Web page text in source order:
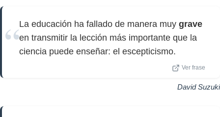
La educación ha fallado de manera muy grave
en transmitir la lección más importante que la
ciencia puede enseñar: el escepticismo.
Ver frase
David Suzuki